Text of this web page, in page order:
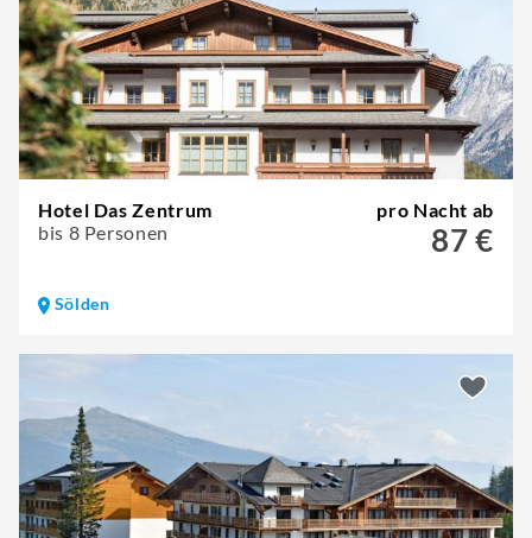
Hotel Das Zentrum
bis 8 Personen
pro Nacht ab
87 €
Sölden